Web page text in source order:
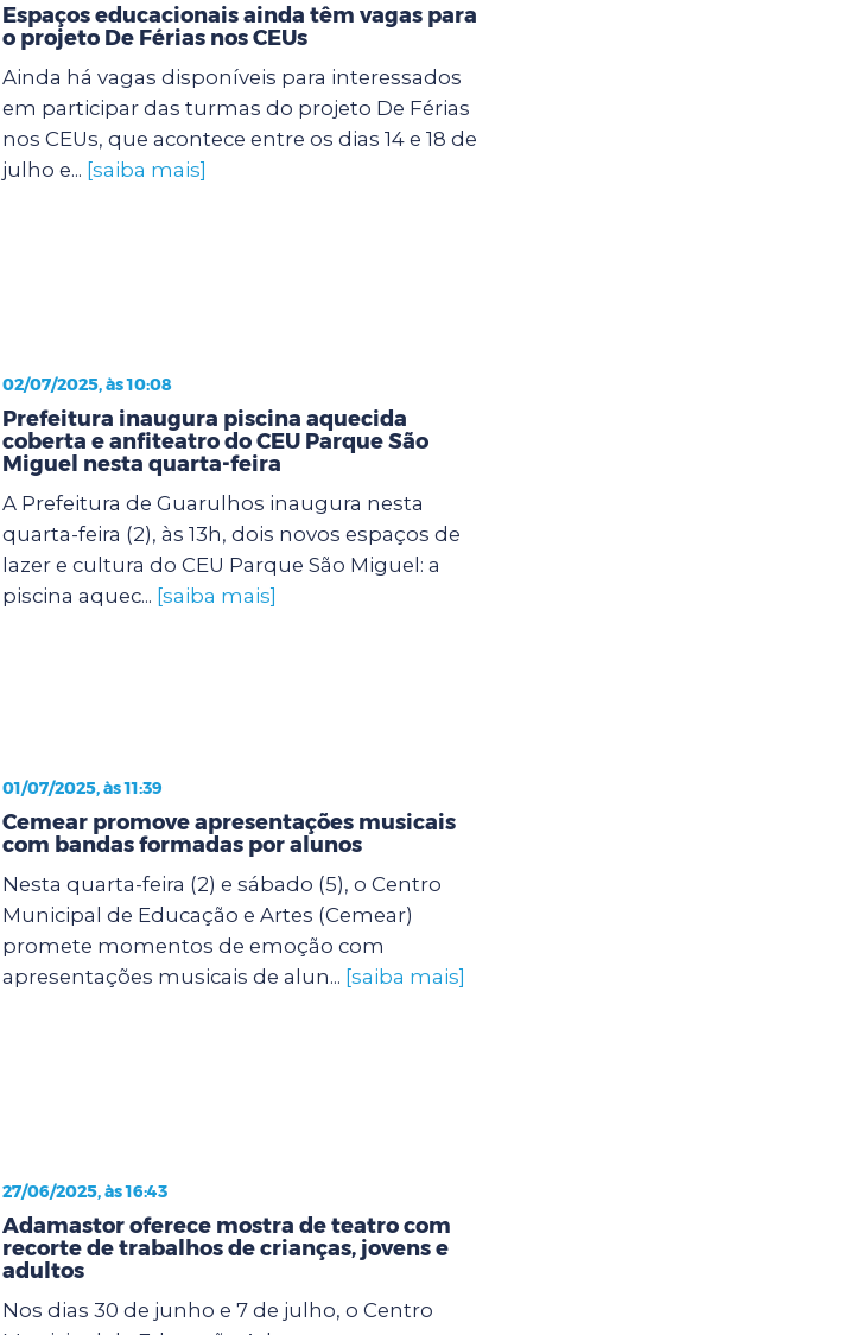
Espaços educacionais ainda têm vagas para
o projeto De Férias nos CEUs
Ainda há vagas disponíveis para interessados
em participar das turmas do projeto De Férias
nos CEUs, que acontece entre os dias 14 e 18 de
julho e... [saiba mais]
02/07/2025, às 10:08
Prefeitura inaugura piscina aquecida
coberta e anfiteatro do CEU Parque São
Miguel nesta quarta-feira
A Prefeitura de Guarulhos inaugura nesta
quarta-feira (2), às 13h, dois novos espaços de
lazer e cultura do CEU Parque São Miguel: a
piscina aquec... [saiba mais]
01/07/2025, às 11:39
Cemear promove apresentações musicais
com bandas formadas por alunos
Nesta quarta-feira (2) e sábado (5), o Centro
Municipal de Educação e Artes (Cemear)
promete momentos de emoção com
apresentações musicais de alun... [saiba mais]
27/06/2025, às 16:43
Adamastor oferece mostra de teatro com
recorte de trabalhos de crianças, jovens e
adultos
Nos dias 30 de junho e 7 de julho, o Centro